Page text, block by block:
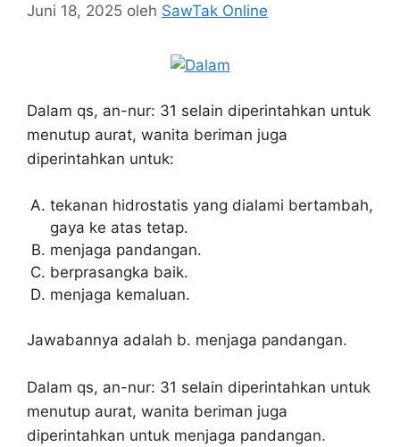
Juni 18, 2025 oleh SawTak Online
Dalam qs, an-nur: 31 selain diperintahkan untuk
menutup aurat, wanita beriman juga
diperintahkan untuk:
tekanan hidrostatis yang dialami bertambah,
gaya ke atas tetap.
menjaga pandangan.
berprasangka baik.
menjaga kemaluan.
Jawabannya adalah b. menjaga pandangan.
Dalam qs, an-nur: 31 selain diperintahkan untuk
menutup aurat, wanita beriman juga
diperintahkan untuk menjaga pandangan.